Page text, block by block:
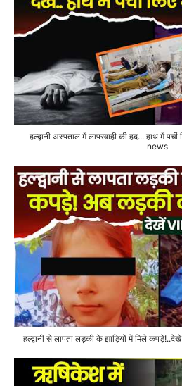
हल्द्वानी अस्पताल में लापरवाही की हद... हाथ में
news
हल्द्वानी से लापता लड़की के झाड़ियों में मिले